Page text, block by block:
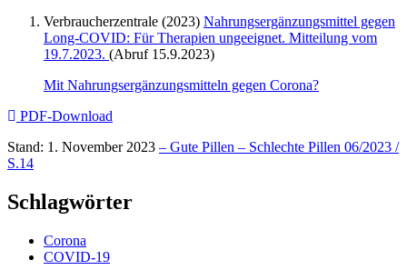
Verbraucherzentrale (2023) Nahrungsergänzungsmittel gegen
Long-COVID: Für Therapien ungeeignet. Mitteilung vom
19.7.2023. (Abruf 15.9.2023)
Mit Nahrungsergänzungsmitteln gegen Corona?
PDF-Download
Stand: 1. November 2023 – Gute Pillen – Schlechte Pillen 06/2023 /
S.14
Schlagwörter
Corona
COVID-19